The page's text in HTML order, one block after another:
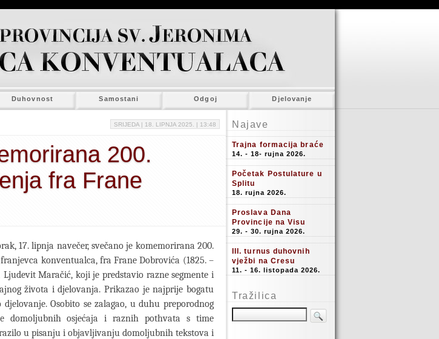
Duhovnost Samostani Odgoj Djelovanje
SRIJEDA | 18. LIPNJA 2025. | 13:48
200.
fra Frane
17. lipnja navečer, svečano je komemorirana 200.
konventualca, fra Frane Dobrovića (1825. –
Maračić, koji je predstavio razne segmente i
života i djelovanja. Prikazao je najprije bogatu
Osobito se zalagao, u duhu preporodnog
domoljubnih osjećaja i raznih pothvata s time
u pisanju i objavljivanju domoljubnih tekstova i
Najave
Trajna formacija braće
14. - 18- rujna 2026.
Početak Postulature u
Splitu
18. rujna 2026.
Proslava Dana
Provincije na Visu
29. - 30. rujna 2026.
III. turnus duhovnih
vježbi na Cresu
11. - 16. listopada 2026.
Tražilica